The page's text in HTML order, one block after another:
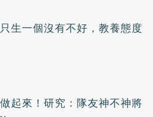
生一個沒有不好，教養態度
起來！研究：隊友神不神將